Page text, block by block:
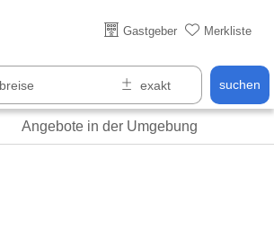
Gastgeber Merkliste
suchen
Über 25 Jahre online
Angebote in der Umgebung